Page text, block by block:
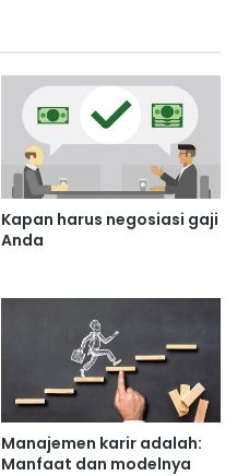
Kapan harus negosiasi gaji
Anda
Manajemen karir adalah:
Manfaat dan modelnya